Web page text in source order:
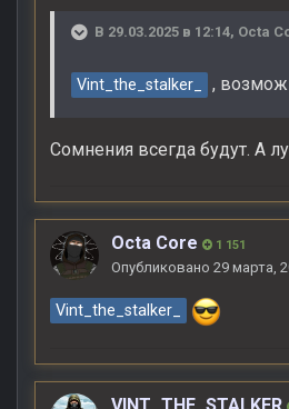
В 29.03.2025 в 12:14, Octa
Vint_the_stalker_ ,
Сомнения всегда будут. А
Octa Core 1 151
Опубликовано 29 марта,
Vint_the_stalker_